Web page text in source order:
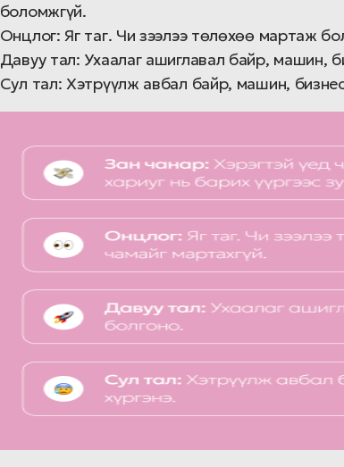
боломжгүй.
Онцлог: Яг таг. Чи зээлээ төлөхөө мартаж
Давуу тал: Ухаалаг ашиглавал байр, машин,
Сул тал: Хэтрүүлж авбал байр, машин,